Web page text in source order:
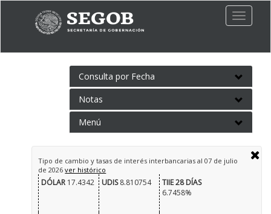
Toggle
Consulta por Fecha
Notas
Menú
Tipo de cambio y tasas de interés interbancarias al 07 de julio
de 2026ver histórico
DÓLAR17.4342 UDIS8.810754
TIIE 28 DÍAS
6.7458%